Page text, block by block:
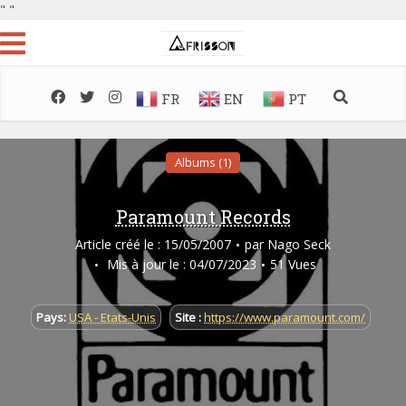
" "
FR EN PT
Albums (1)
Paramount Records
Article créé le : 15/05/2007 par Nago Seck
Mis à jour le : 04/07/2023
51 Vues
Pays: USA - Etats-Unis Site :https://www.paramount.com/